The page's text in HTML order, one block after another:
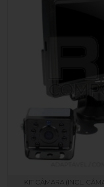
KIT CÂMARA (INCL.